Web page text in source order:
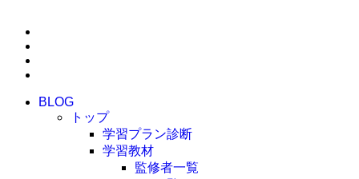
BLOG
トップ
学習プラン診断
学習教材
監修者一覧